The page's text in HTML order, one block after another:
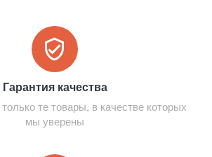
Гарантия качества
те товары, в качестве которых
мы уверены